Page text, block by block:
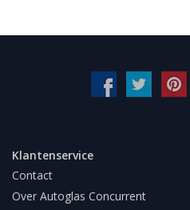
Klantenservice
Contact
Over Autoglas Concurrent